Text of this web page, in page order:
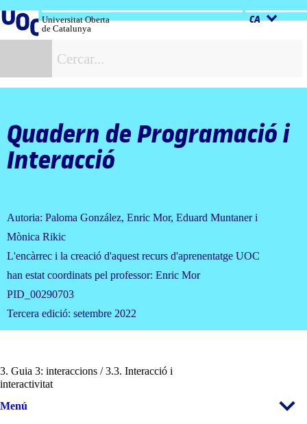
al
contingut
Universitat Oberta
de Catalunya
CA
Quadern de Programació i
Interacció
Autoria: Paloma González, Enric Mor, Eduard Muntaner i
Mònica Rikic
L'encàrrec i la creació d'aquest recurs d'aprenentatge UOC
han estat coordinats pel professor: Enric Mor
PID_00290703
Tercera edició: setembre 2022
3. Guia 3: interaccions / 3.3. Interacció i
interactivitat
Menú